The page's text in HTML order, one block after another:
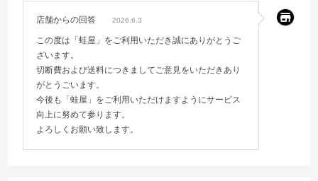
店舗からの回答 2026.6.3
この度は「蛙屋」をご利用いただき誠にありがとうご
ざいます。
切断費および送料につきましてご意見をいただきあり
がとうごいます。
今後も「蛙屋」をご利用いただけますようにサービス
向上に努めて参ります。
よろしくお願い致します。